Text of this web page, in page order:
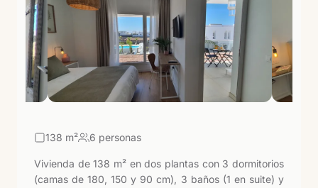
de alta calidad para familias o grupos que buscan
espacio, privacidad y una ubicación privilegiada en
el sur de Lanzarote.
138 m² 6 personas
Vivienda de 138 m² en dos plantas con 3 dormitorios
(camas de 180, 150 y 90 cm), 3 baños (1 en suite) y